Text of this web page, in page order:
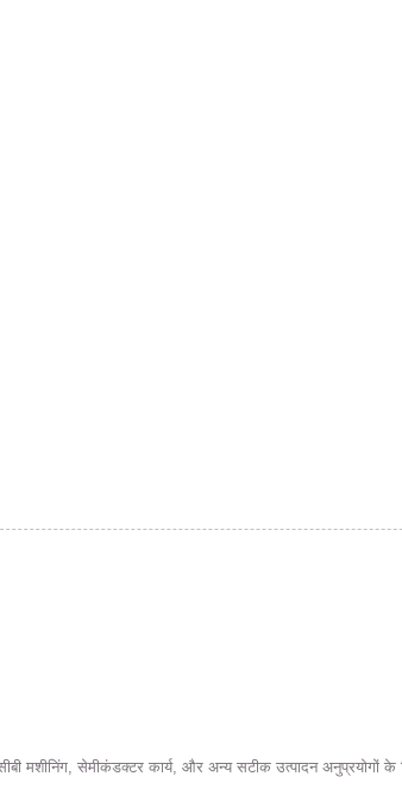
मशीनिंग, सेमीकंडक्टर कार्य, और अन्य सटीक उत्पादन अनुप्रयोगों के